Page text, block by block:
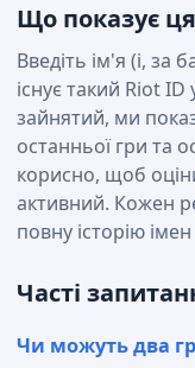
Що показує
Введіть ім'я (і, за
існує такий Riot
зайнятий, ми
останньої гри та
корисно, щоб
активний. Кожен
повну історію
Часті
Чи можуть два